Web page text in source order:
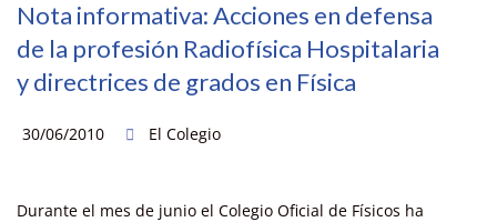
Nota informativa: Acciones en defensa
de la profesión Radiofísica Hospitalaria
y directrices de grados en Física
30/06/2010 El Colegio
Durante el mes de junio el Colegio Oficial de Físicos ha